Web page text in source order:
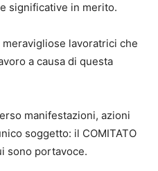
significative in merito.
lavoratrici che
a causa di questa
manifestazioni, azioni
soggetto: il COMITATO
sono portavoce.